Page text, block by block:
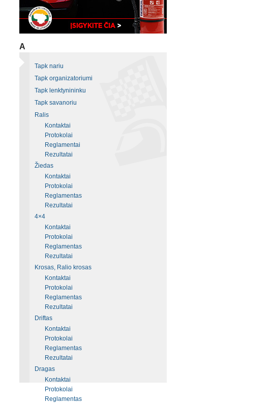
A
Tapk nariu
Tapk organizatoriumi
Tapk lenktynininku
Tapk savanoriu
Ralis
Kontaktai
Protokolai
Reglamentai
Rezultatai
Žiedas
Kontaktai
Protokolai
Reglamentas
Rezultatai
4×4
Kontaktai
Protokolai
Reglamentas
Rezultatai
Krosas, Ralio krosas
Kontaktai
Protokolai
Reglamentas
Rezultatai
Driftas
Kontaktai
Protokolai
Reglamentas
Rezultatai
Dragas
Kontaktai
Protokolai
Reglamentas